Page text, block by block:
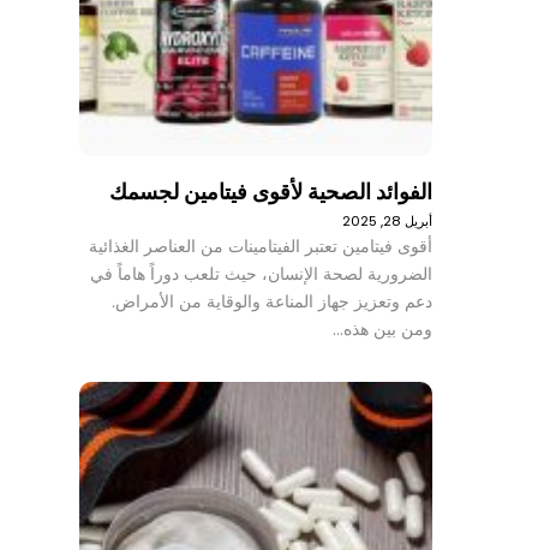
الفوائد الصحية لأقوى فيتامين لجسمك
أبريل 28, 2025
أقوى فيتامين تعتبر الفيتامينات من العناصر الغذائية
الضرورية لصحة الإنسان، حيث تلعب دوراً هاماً في
دعم وتعزيز جهاز المناعة والوقاية من الأمراض.
ومن بين هذه…